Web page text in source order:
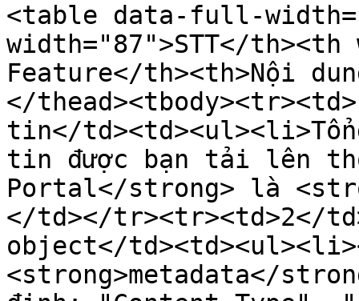
<table data-full-
width="87">STT</
Feature</th><th>Nội
</
tin</
tin được bạn tải lên
Portal</strong> là
</td></tr><tr><td>2</
object</
<strong>metadata</